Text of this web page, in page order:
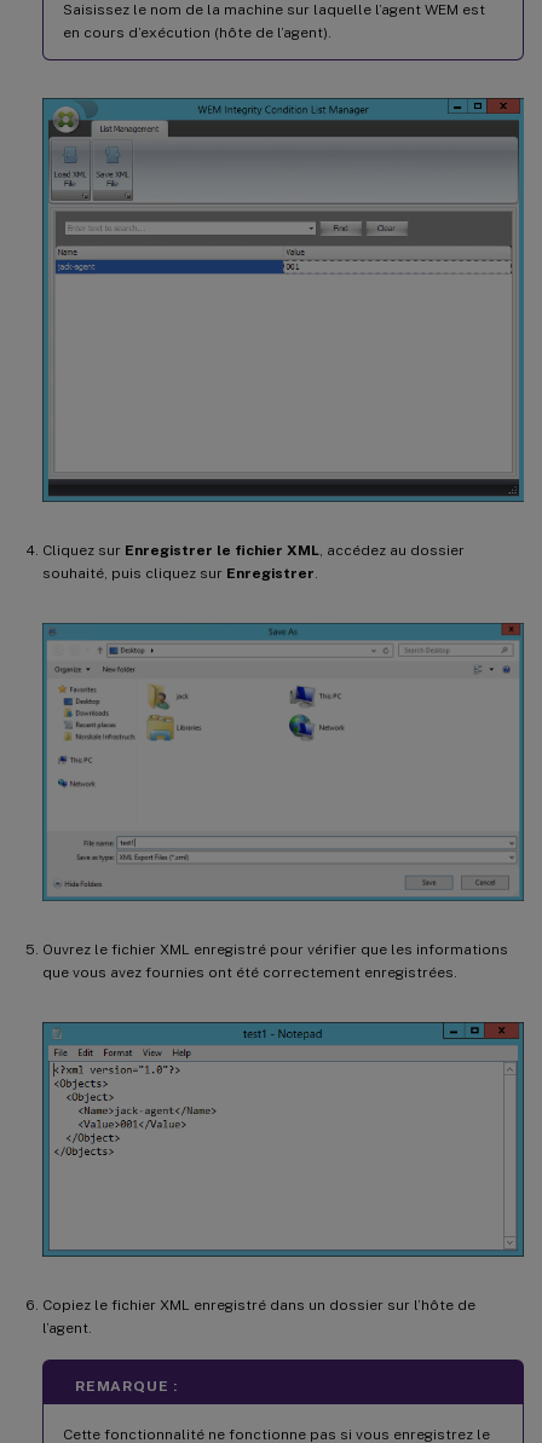
Saisissez le nom de la machine sur laquelle l’agent WEM est
en cours d’exécution (hôte de l’agent).
Cliquez sur Enregistrer le fichier XML , accédez au dossier
souhaité, puis cliquez sur Enregistrer
Ouvrez le fichier XML enregistré pour vérifier que les informations
que vous avez fournies ont été correctement enregistrées.
Copiez le fichier XML enregistré dans un dossier sur l’hôte de
l’agent.
REMARQUE :
Cette fonctionnalité ne fonctionne pas si vous enregistrez le